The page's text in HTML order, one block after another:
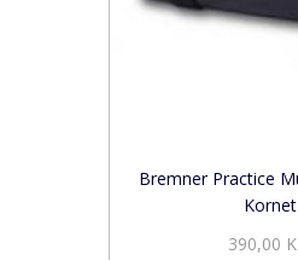
Bremner Practice
Kornet
390,00